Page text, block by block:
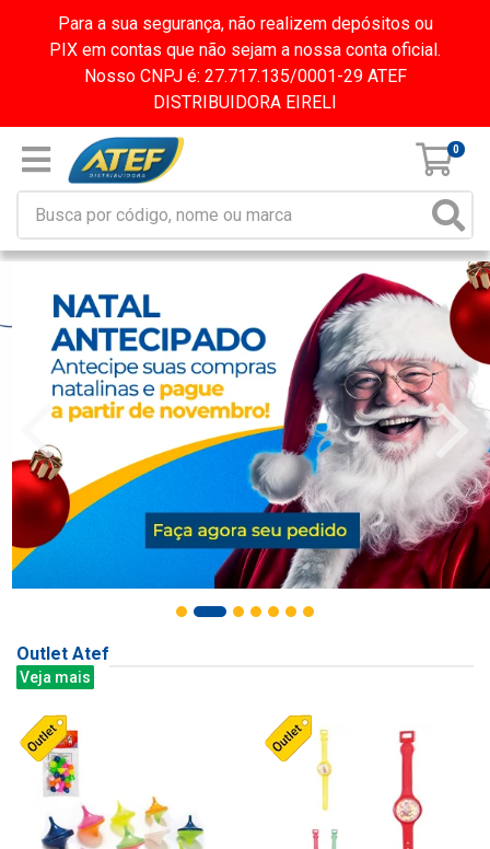
Para a sua segurança, não realizem depósitos ou
PIX em contas que não sejam a nossa conta oficial.
Nosso CNPJ é: 27.717.135/0001-29 ATEF
DISTRIBUIDORA EIRELI
0
Outlet Atef
Veja mais